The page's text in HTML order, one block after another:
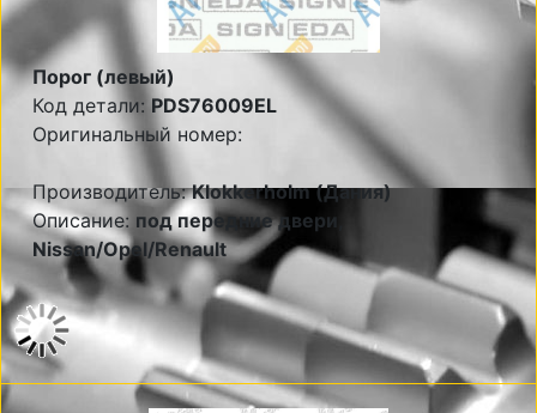
Порог (левый)
Код детали: PDS76009EL
Оригинальный номер:
Производитель:Klokkerholm (Дания)
Описание: под передние двери,
Nissan/Opel/Renault